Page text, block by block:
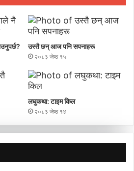
उस्तै छन् आज पनि सपनाहरू
२०८३ जेष्ठ १५
लघुकथा: टाइम किल
२०८३ जेष्ठ १४